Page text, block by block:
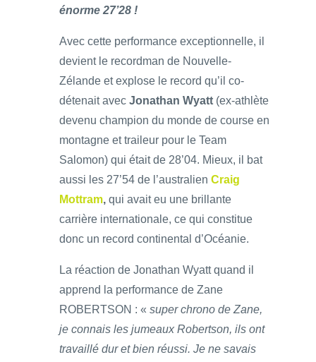
énorme 27’28 !
Avec cette performance exceptionnelle, il
devient le recordman de Nouvelle-
Zélande et explose le record qu’il co-
détenait avec Jonathan Wyatt (ex-athlète
devenu champion du monde de course en
montagne et traileur pour le Team
Salomon) qui était de 28’04. Mieux, il bat
aussi les 27’54 de l’australien Craig
Mottram, qui avait eu une brillante
carrière internationale, ce qui constitue
donc un record continental d’Océanie.
La réaction de Jonathan Wyatt quand il
apprend la performance de Zane
ROBERTSON : « super chrono de Zane,
je connais les jumeaux Robertson, ils ont
travaillé dur et bien réussi. Je ne savais